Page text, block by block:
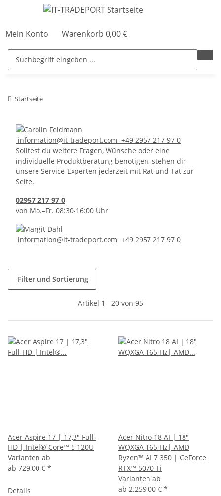
Mein Konto Warenkorb 0,00 €
Startseite
information@it-tradeport.com +49 2957 217 97 0
Solltest du weitere Fragen, Wünsche oder eine
individuelle Produktberatung benötigen, stehen dir
unsere Service-Experten jederzeit mit Rat und Tat zur
Seite.
02957 217 97 0
von Mo.–Fr. 08:30-16:00 Uhr
information@it-tradeport.com +49 2957 217 97 0
Filter und Sortierung
Artikel 1 - 20 von 95
Acer Aspire 17 | 17,3" Full-
HD | Intel® Core™ 5 120U
Varianten ab
ab 729,00 € *
Details
Acer Nitro 18 AI | 18"
WQXGA 165 Hz| AMD
Ryzen™ AI 7 350 | GeForce
RTX™ 5070 Ti
Varianten ab
ab 2.259,00 € *